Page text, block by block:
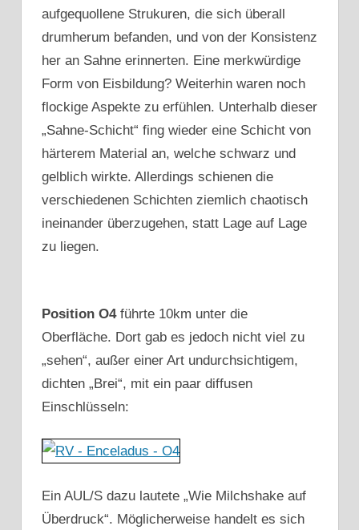
aufgequollene Strukuren, die sich überall
drumherum befanden, und von der Konsistenz
her an Sahne erinnerten. Eine merkwürdige
Form von Eisbildung? Weiterhin waren noch
flockige Aspekte zu erfühlen. Unterhalb dieser
„Sahne-Schicht“ fing wieder eine Schicht von
härterem Material an, welche schwarz und
gelblich wirkte. Allerdings schienen die
verschiedenen Schichten ziemlich chaotisch
ineinander überzugehen, statt Lage auf Lage
zu liegen.
Position O4führte 10km unter die
Oberfläche. Dort gab es jedoch nicht viel zu
„sehen“, außer einer Art undurchsichtigem,
dichten „Brei“, mit ein paar diffusen
Einschlüsseln:
Ein AUL/S dazu lautete „Wie Milchshake auf
Überdruck“. Möglicherweise handelt es sich